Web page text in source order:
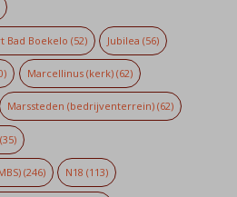
Bad Boekelo (52) Jubilea (56)
Marcellinus (kerk)(62)
Marssteden (bedrijventerrein) (62)
(246) N18 (113)